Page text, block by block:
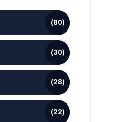
(80)
(30)
(28)
(22)